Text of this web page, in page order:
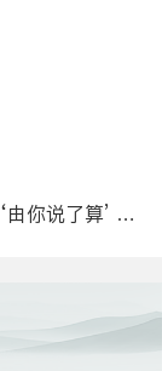
松鹤园征集路名、河名活动开始啦！ ‘由你说了算’ ——命名征集令